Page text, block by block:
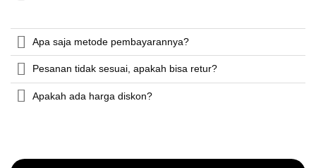
Apa saja metode pembayarannya?
Pesanan tidak sesuai, apakah bisa retur?
Apakah ada harga diskon?